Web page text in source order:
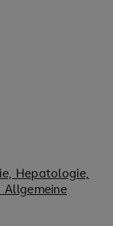
Hepatologie,
Allgemeine